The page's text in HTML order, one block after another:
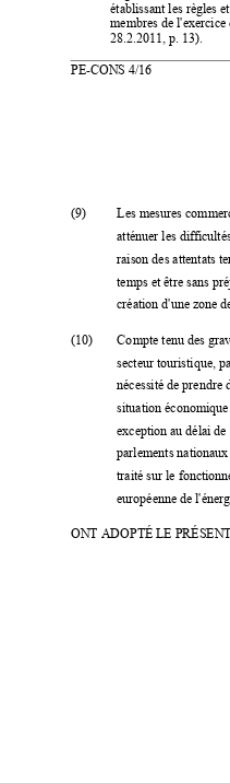
PE-CONS 4/16
établissant les règles e
membres de l'exercice
28.2.2011, p. 13).
(9) Les mesures
atténuer les diff
raison des attentats
temps et être sans p
création d'une zone
(10) Compte tenu des
secteur touristique,
nécessité de prendre
situation
exception au délai de
parlements
traité sur le
européenne de l'
ONT ADOPTÉ LE